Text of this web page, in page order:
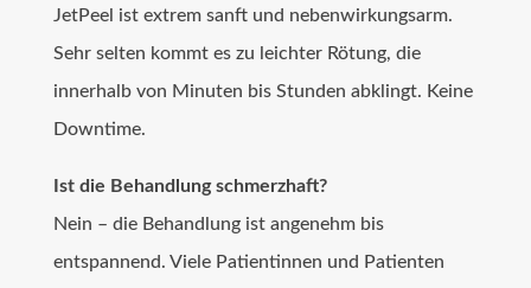
JetPeel ist extrem sanft und nebenwirkungsarm.
Sehr selten kommt es zu leichter Rötung, die
innerhalb von Minuten bis Stunden abklingt. Keine
Downtime.
Ist die Behandlung schmerzhaft?
Nein – die Behandlung ist angenehm bis
entspannend. Viele Patientinnen und Patienten